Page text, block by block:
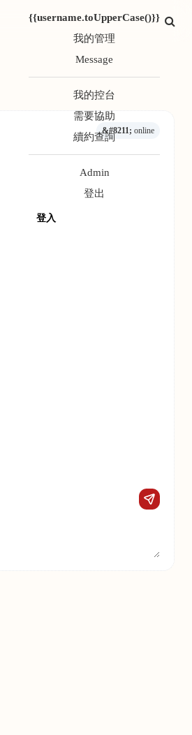
{{username.toUpperCase()}}
我的管理
Message
我的控台
需要協助
續約查詢
Admin
登出
登入
&#8211; online